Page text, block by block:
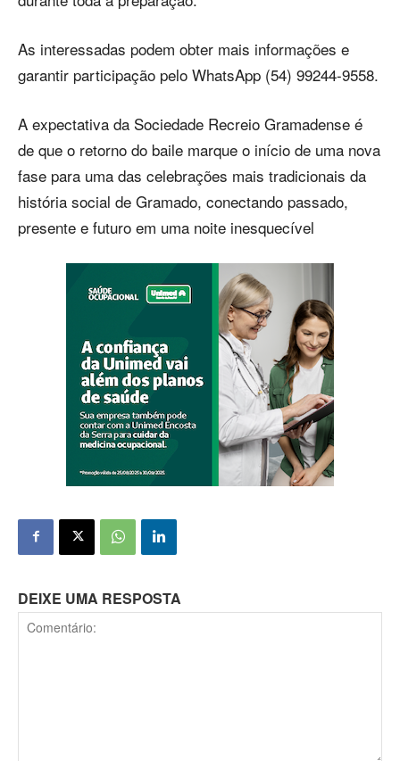
As interessadas podem obter mais informações e
garantir participação pelo WhatsApp (54) 99244-9558.
A expectativa da Sociedade Recreio Gramadense é
de que o retorno do baile marque o início de uma nova
fase para uma das celebrações mais tradicionais da
história social de Gramado, conectando passado,
presente e futuro em uma noite inesquecível
DEIXE UMA RESPOSTA